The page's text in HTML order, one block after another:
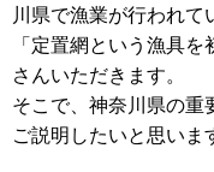
川県で漁業が行われて
「定置網という漁具
さんいただきます。
そこで、神奈川県の重
ご説明したいと思いま